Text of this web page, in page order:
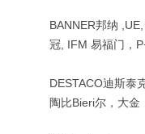
BANNER邦纳
冠, IFM 易福门，
DESTACO迪斯泰
陶比Bieri尔，大金